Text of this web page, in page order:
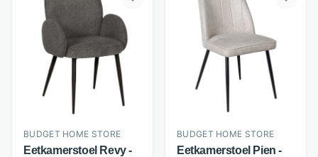
BUDGET HOME STORE
Eetkamerstoel Revy -
BUDGET HOME STORE
Eetkamerstoel Pien -